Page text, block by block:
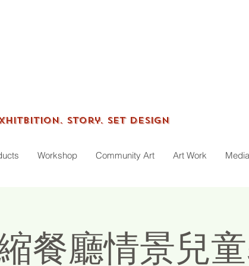
Story. Set Design
Workshop Community Art Art Work
餐廳情景兒